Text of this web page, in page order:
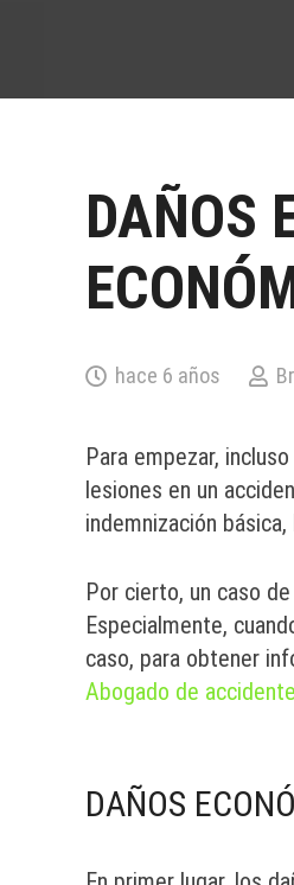
DAÑOS
hace 6 años
Para empezar,
lesiones en un
indemnización
Por cierto, un caso
Especialmente,
caso, para obtener
Abogado de
DAÑOS